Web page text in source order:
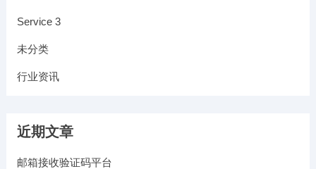
Service 3
未分类
行业资讯
近期文章
邮箱接收验证码平台